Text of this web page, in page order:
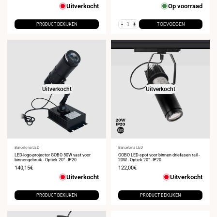
Uitverkocht
PRODUCT BEKIJKEN
Op voorraad
- + TOEVOEGEN
Uitverkocht
Leverancier:
Barcelona LED
LED-logo-projector GOBO 50W vast voor
binnengebruik - Optiek 20° - IP20
Verkoopprijs
140,15€
Uitverkocht
PRODUCT BEKIJKEN
Uitverkocht
Leverancier:
Barcelona LED
GOBO LED-spot voor binnen driefasen rail -
20W - Optiek 20° - IP20
Verkoopprijs
122,00€
Uitverkocht
PRODUCT BEKIJKEN